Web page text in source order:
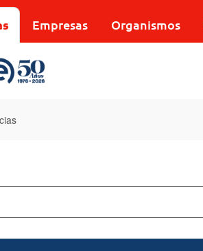
Empresas Organismos